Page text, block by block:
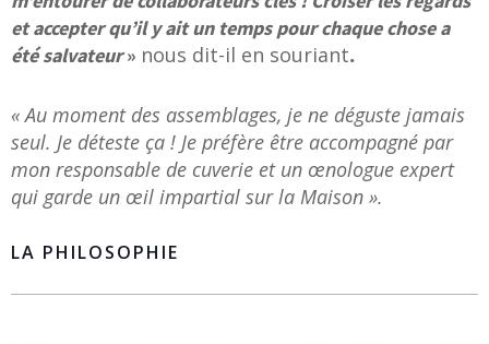
et accepter qu’il y ait un temps pour chaque chose a
été salvateur» nous dit-il en souriant.
« Au moment des assemblages, je ne déguste jamais
seul. Je déteste ça ! Je préfère être accompagné par
mon responsable de cuverie et un œnologue expert
qui garde un œil impartial sur la Maison ».
LA PHILOSOPHIE